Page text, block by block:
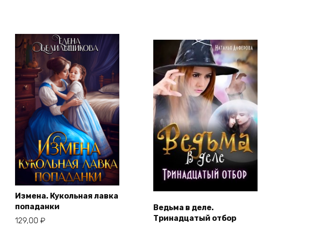
Измена. Кукольная лавка
попаданки
129,00 ₽
Ведьма в деле.
Тринадцатый отбор